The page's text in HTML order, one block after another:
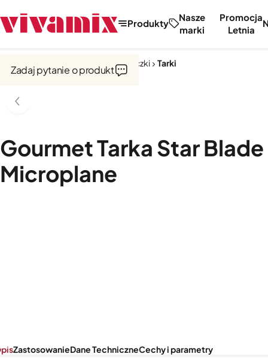
Produkty
Nasze
marki
Promocja
Letnia
Noże, tarki, obieraczki Tarki
Gourmet Tarka Star Blade
Microplane
Zadaj pytanie o produkt
ZastosowanieDane TechniczneCechy i parametry